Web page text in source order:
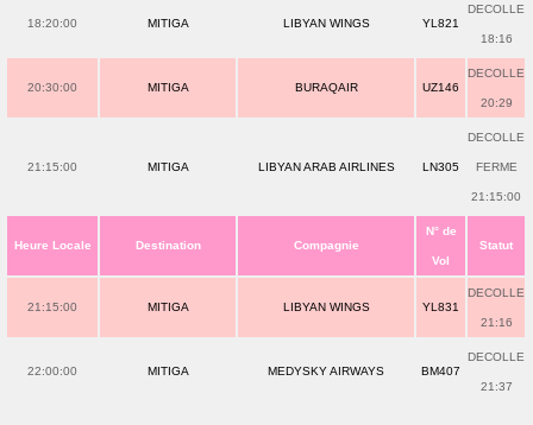
18:20:00 MITIGA LIBYAN WINGS YL821
DECOLLE
18:16
20:30:00 MITIGA BURAQAIR UZ146
DECOLLE
20:29
21:15:00 MITIGA LIBYAN ARAB AIRLINES LN305
DECOLLE
FERME
21:15:00
Heure Locale Destination Compagnie
N° de
Vol
Statut
21:15:00 MITIGA LIBYAN WINGS YL831
DECOLLE
21:16
22:00:00 MITIGA MEDYSKY AIRWAYS BM407
DECOLLE
21:37